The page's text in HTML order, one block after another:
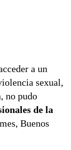
a un
sexual,
no pudo
de la
Buenos